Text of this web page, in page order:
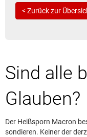
< Zurück zur
Sind alle
Glauben?
Der Heißsporn Macron
sondieren. Keiner der